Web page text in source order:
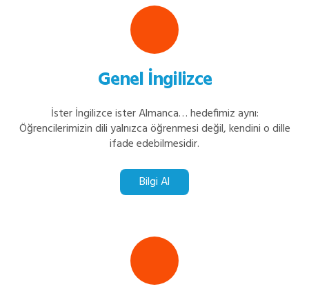
Genel İngilizce
İster İngilizce ister Almanca… hedefimiz aynı:
Öğrencilerimizin dili yalnızca öğrenmesi değil, kendini o dille
ifade edebilmesidir.
Bilgi Al